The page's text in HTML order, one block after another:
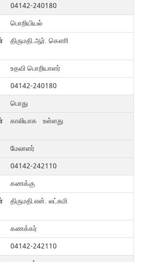
04142-240180
பொறியியல்
திருமதி.ஆர். கெளாி
உதவி பொறியாளர்
04142-240180
பொது
காலியாக உள்ளது
மேலாளர்
04142-242110
கணக்கு
திருமதி.என். லட்சுமி
கணக்கர்
04142-242110